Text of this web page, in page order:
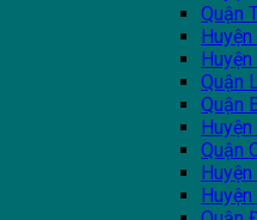
Quận
Huyện
Quận
Quận
Huyện
Quận